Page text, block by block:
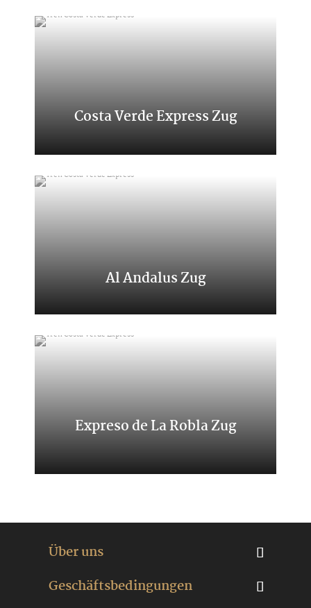
Costa Verde Express Zug
Al Andalus Zug
Expreso de La Robla Zug
Über uns
Geschäftsbedingungen